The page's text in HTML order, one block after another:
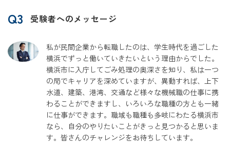
Q3 受験者へのメッセージ
私が民間企業から転職したのは、学生時代を過ごした
横浜でずっと働いていきたいという理由からでした。
横浜市に入庁してごみ処理の奥深さを知り、私は一つ
の局でキャリアを深めていますが、異動すれば、上下
水道、建築、港湾、交通など様々な機械職の仕事に携
わることができますし、いろいろな職種の方とも一緒
に仕事ができます。職域も職種も多岐にわたる横浜市
なら、自分のやりたいことがきっと見つかると思いま
す。皆さんのチャレンジをお待ちしています。